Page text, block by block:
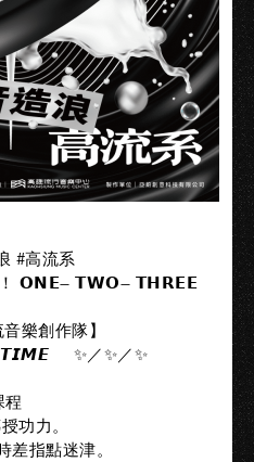
#高流系​
𝗢𝗡𝗘— 𝗧𝗪𝗢— 𝗧𝗛𝗥𝗘𝗘
樂創作隊】
✨／✨／​✨
程​
功力。​
指點迷津。​